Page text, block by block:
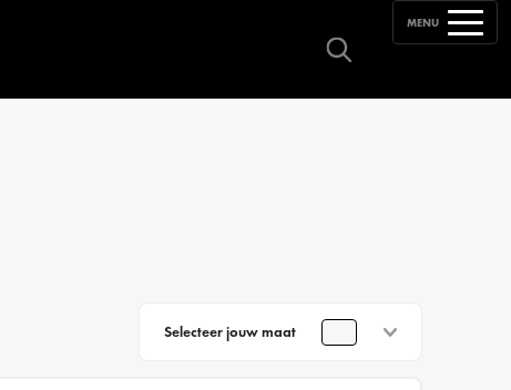
MENU
Selecteer jouw maat